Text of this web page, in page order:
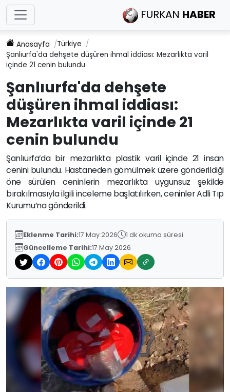
FURKAN HABER
Anasayfa
Türkiye
Şanlıurfa'da dehşete düşüren ihmal iddiası: Mezarlıkta varil
içinde 21 cenin bulundu
Şanlıurfa'da dehşete
düşüren ihmal iddiası:
Mezarlıkta varil içinde 21
cenin bulundu
Şanlıurfa’da bir mezarlıkta plastik varil içinde 21 insan
cenini bulundu. Hastaneden gömülmek üzere gönderildiği
öne sürülen ceninlerin mezarlıkta uygunsuz şekilde
bırakılmasıyla ilgili inceleme başlatılırken, ceninler Adli Tıp
Kurumu’na gönderildi.
Eklenme Tarihi:17 May 2026
1 dk okuma süresi
Güncelleme Tarihi:17 May 2026